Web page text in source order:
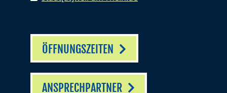
ÖFFNUNGSZEITEN
ANSPRECHPARTNER